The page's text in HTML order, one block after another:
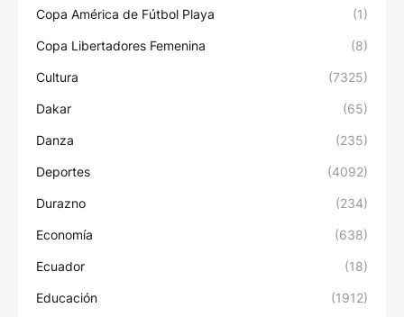
Copa América de Fútbol Playa (1)
Copa Libertadores Femenina (8)
Cultura (7325)
Dakar (65)
Danza (235)
Deportes (4092)
Durazno (234)
Economía (638)
Ecuador (18)
Educación (1912)